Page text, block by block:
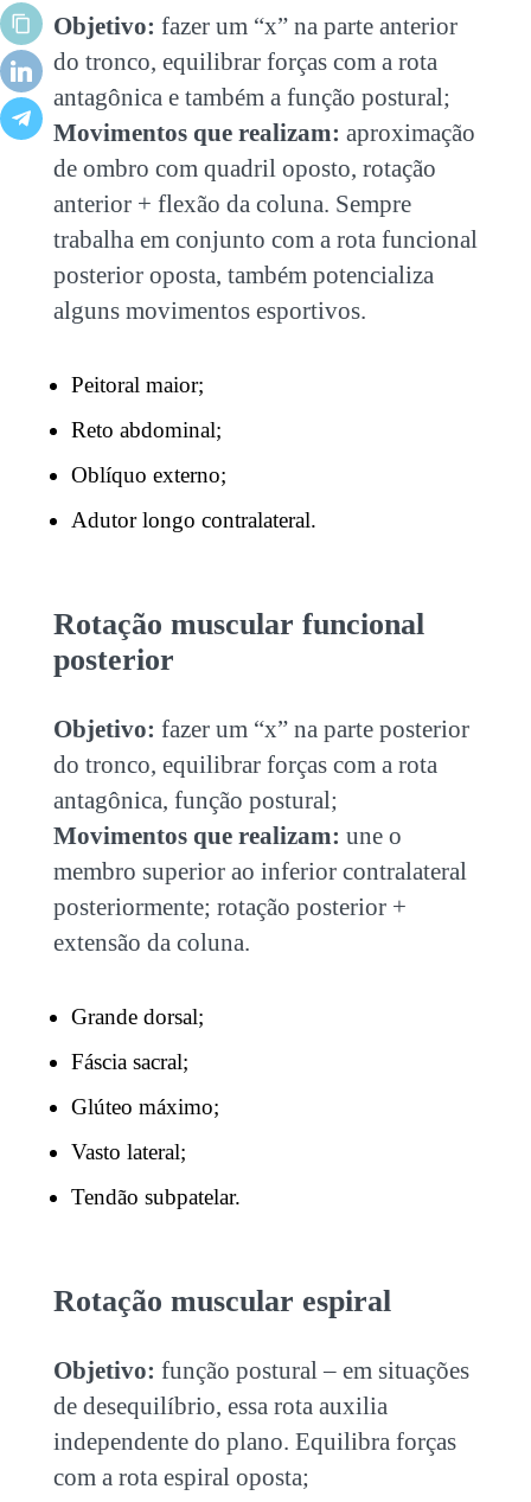
Objetivo: fazer um “x” na parte anterior
do tronco, equilibrar forças com a rota
antagônica e também a função postural;
Movimentos que realizam: aproximação
de ombro com quadril oposto, rotação
anterior + flexão da coluna. Sempre
trabalha em conjunto com a rota funcional
posterior oposta, também potencializa
Peitoral maior;
Reto abdominal;
Oblíquo externo;
Adutor longo contralateral.
Rotação muscular funcional
posterior
Objetivo: fazer um “x” na parte posterior
do tronco, equilibrar forças com a rota
antagônica, função postural;
Movimentos que realizam: une o
membro superior ao inferior contralateral
posteriormente; rotação posterior +
extensão da coluna.
Grande dorsal;
Fáscia sacral;
Glúteo máximo;
Vasto lateral;
Tendão subpatelar.
‏Rotação muscular espiral
Objetivo: função postural – em situações
de desequilíbrio, essa rota auxilia
independente do plano. Equilibra forças
com a rota espiral oposta;